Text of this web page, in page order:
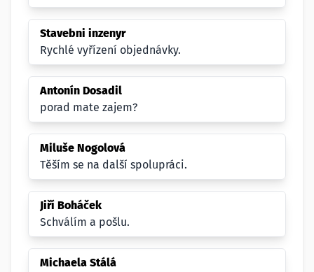
Stavebni inzenyr
Rychlé vyřízení objednávky.
Antonín Dosadil
porad mate zajem?
Miluše Nogolová
Těším se na další spolupráci.
Jiří Boháček
Schválím a pošlu.
Michaela Stálá